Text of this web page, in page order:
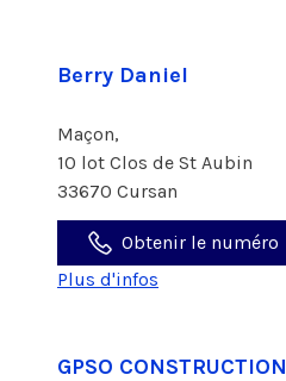
Berry Daniel
Maçon,
10 lot Clos de St Aubin
33670 Cursan
Obtenir le numéro
Plus d'infos
GPSO CONSTRUCTION